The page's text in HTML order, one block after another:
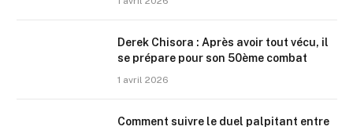
Derek Chisora : Après avoir tout vécu, il
se prépare pour son 50ème combat
1 avril 2026
Comment suivre le duel palpitant entre